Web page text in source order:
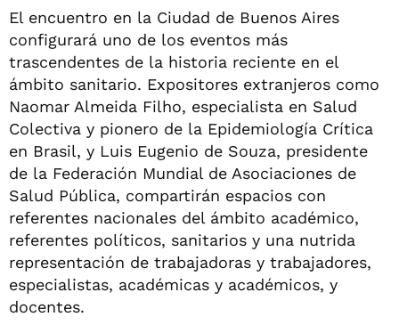
El encuentro en la Ciudad de Buenos Aires
configurará uno de los eventos más
trascendentes de la historia reciente en el
ámbito sanitario. Expositores extranjeros como
Naomar Almeida Filho, especialista en Salud
Colectiva y pionero de la Epidemiología Crítica
en Brasil, y Luis Eugenio de Souza, presidente
de la Federación Mundial de Asociaciones de
Salud Pública, compartirán espacios con
referentes nacionales del ámbito académico,
referentes políticos, sanitarios y una nutrida
representación de trabajadoras y trabajadores,
especialistas, académicas y académicos, y
docentes.